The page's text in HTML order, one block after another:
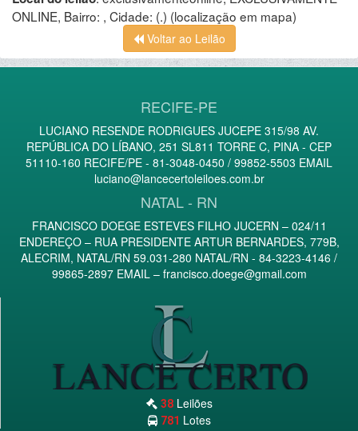
ONLINE, Bairro: , Cidade: (.) (localização em mapa)
Voltar ao Leilão
RECIFE-PE
LUCIANO RESENDE RODRIGUES JUCEPE 315/98 AV.
REPÚBLICA DO LÍBANO, 251 SL811 TORRE C, PINA - CEP
51110-160 RECIFE/PE - 81-3048-0450 / 99852-5503 EMAIL
luciano@lancecertoleiloes.com.br
NATAL - RN
FRANCISCO DOEGE ESTEVES FILHO JUCERN – 024/11
ENDEREÇO – RUA PRESIDENTE ARTUR BERNARDES, 779B,
ALECRIM, NATAL/RN 59.031-280 NATAL/RN - 84-3223-4146 /
99865-2897 EMAIL – francisco.doege@gmail.com
38 Leilões
781 Lotes